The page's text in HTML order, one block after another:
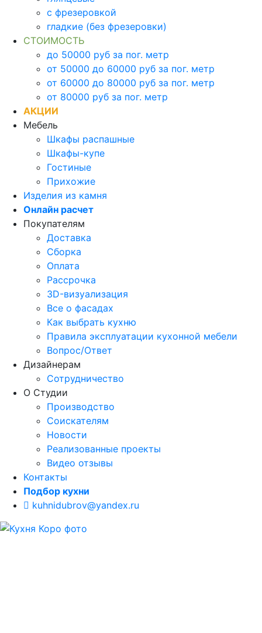
с фрезеровкой
гладкие (без фрезеровки)
СТОИМОСТЬ
до 50000 руб за пог. метр
от 50000 до 60000 руб за пог. метр
от 60000 до 80000 руб за пог. метр
от 80000 руб за пог. метр
АКЦИИ
Мебель
Шкафы распашные
Шкафы-купе
Гостиные
Прихожие
Изделия из камня
Онлайн расчет
Покупателям
Доставка
Сборка
Оплата
Рассрочка
3D-визуализация
Все о фасадах
Как выбрать кухню
Правила эксплуатации кухонной мебели
Вопрос/Ответ
Дизайнерам
Сотрудничество
О Студии
Производство
Соискателям
Новости
Реализованные проекты
Видео отзывы
Контакты
Подбор кухни
kuhnidubrov@yandex.ru